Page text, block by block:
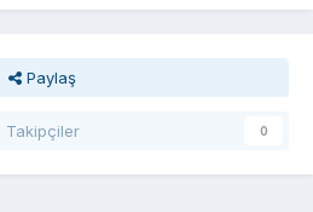
Paylaş
Takipçiler 0